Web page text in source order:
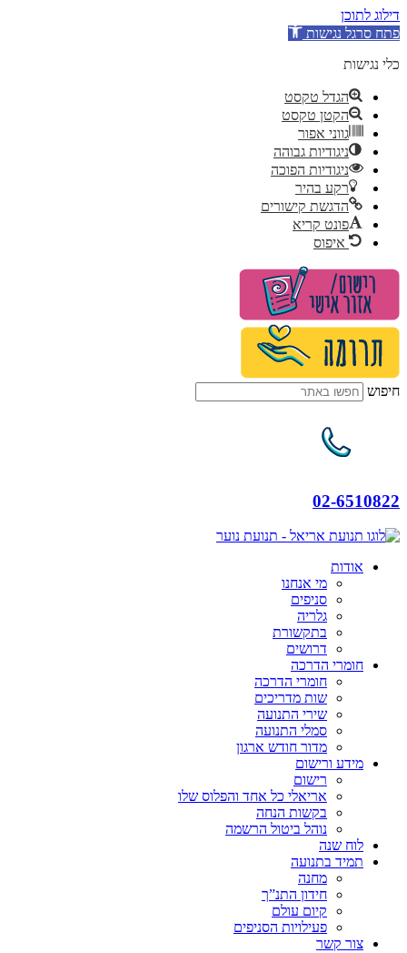
דילוג לתוכן
פתח סרגל נגישות
כלי נגישות
הגדל טקסט
הקטן טקסט
גווני אפור
ניגודיות גבוהה
ניגודיות הפוכה
רקע בהיר
הדגשת קישורים
פונט קריא
איפוס
דלג
חיפוש
02-6510822
אודות
מי אנחנו
סניפים
גלריה
בתקשורת
דרושים
חומרי הדרכה
חומרי הדרכה
שות מדריכים
שירי התנועה
סמלי התנועה
מדור חודש ארגון
מידע ורישום
רישום
אריאלי כל אחד והפלוס שלו
בקשות הנחה
נוהל ביטול הרשמה
לוח שנה
תמיד בתנועה
מחנה
חידון התנ”ך
קיום עולם
פעילויות הסניפים
צור קשר